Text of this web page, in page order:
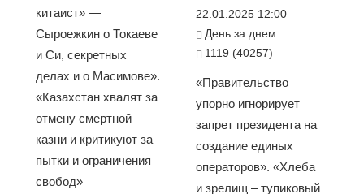
китаист» —
Сыроежкин о Токаеве
и Си, секретных
делах и о Масимове».
«Казахстан хвалят за
отмену смертной
казни и критикуют за
пытки и ограничения
свобод»
22.01.2025 12:00
День за днем
1119 (40257)
«Правительство
упорно игнорирует
запрет президента на
создание единых
операторов». «Хлеба
и зрелищ – тупиковый